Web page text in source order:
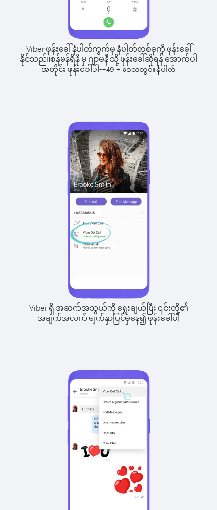
Viber ဖုန်းခေါ်နံပါတ်ကွက်မှ နံပါတ်တစ်ခုကို ဖုန်းခေါ်
နိုင်သည်။စန်မန်ရိနို မှ ဂျာမနီ သို့ ဖုန်းခေါ်ဆိုရန် အောက်ပါ
အတိုင်း ဖုန်းခေါ်ပါ-+49 + ဒေသတွင်း နံပါတ်
Viber ရှိ အဆက်အသွယ်ကို ရွေးချယ်ပြီး ၎င်းတို့၏
အချက်အလက် မျက်နှာပြင်မှနေ၍ ဖုန်းခေါ်ပါ